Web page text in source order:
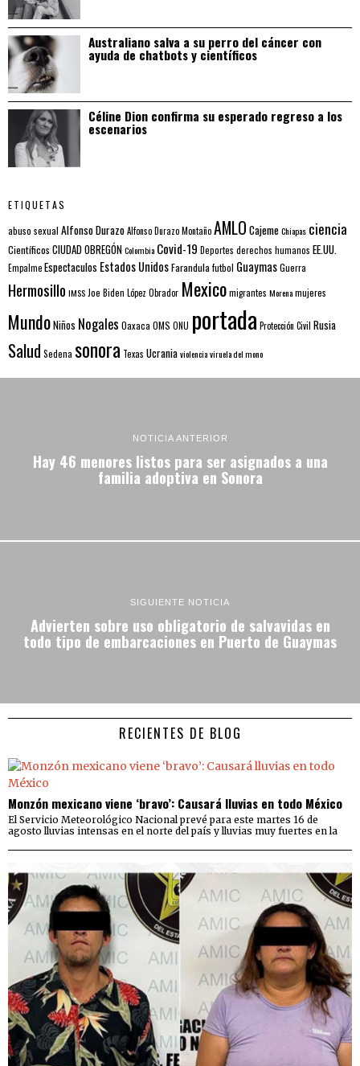
Australiano salva a su perro del cáncer con
ayuda de chatbots y científicos
Céline Dion confirma su esperado regreso a los
escenarios
ETIQUETAS
abuso sexual Alfonso DurazoAlfonso Durazo MontañoAMLO CajemeChiapas ciencia
Científicos CIUDAD OBREGÓNColombia Covid-19 Deportes derechos humanos EE.UU.
EmpalmeEspectaculos Estados UnidosFarandulafutbol GuaymasGuerra
Hermosillo IMSS Joe Biden López Obrador Mexicomigrantes Morenamujeres
MundoNiños Nogales Oaxaca OMS ONU portada Protección Civil Rusia
Salud Sedena sonora Texas Ucraniaviolenciaviruela del mono
NOTICIA ANTERIOR
Hay 46 menores listos para ser asignados a una
familia adoptiva en Sonora
SIGUIENTE NOTICIA
Advierten sobre uso obligatorio de salvavidas en
todo tipo de embarcaciones en Puerto de Guaymas
RECIENTES DE BLOG
Monzón mexicano viene ‘bravo’: Causará lluvias en todo México
El Servicio Meteorológico Nacional prevé para este martes 16 de
agosto lluvias intensas en el norte del país y lluvias muy fuertes en la